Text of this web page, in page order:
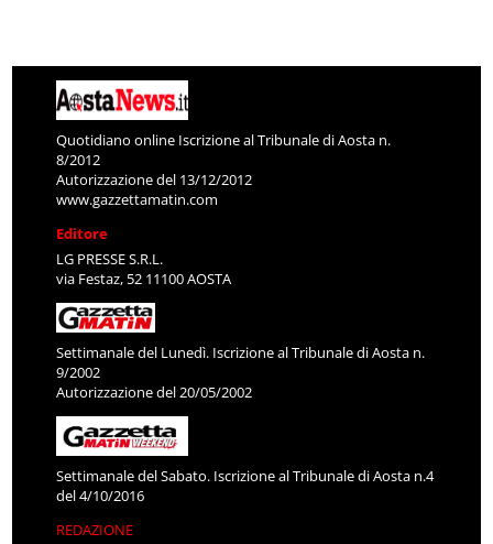
Quotidiano online Iscrizione al Tribunale di Aosta n.
8/2012
Autorizzazione del 13/12/2012
www.gazzettamatin.com
Editore
LG PRESSE S.R.L.
via Festaz, 52 11100 AOSTA
Settimanale del Lunedì. Iscrizione al Tribunale di Aosta n.
9/2002
Autorizzazione del 20/05/2002
Settimanale del Sabato. Iscrizione al Tribunale di Aosta n.4
del 4/10/2016
REDAZIONE